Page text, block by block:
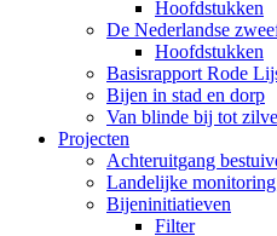
Hoofdstukken
De Nederlandse
Hoofdstukken
Basisrapport Rode
Bijen in stad en dorp
Van blinde bij tot
Projecten
Achteruitgang
Landelijke
Bijeninitiatieven
Filter